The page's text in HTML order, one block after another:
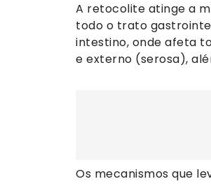
A retocolite atinge a
todo o trato
intestino, onde afeta
e externo (serosa),
Os mecanismos que